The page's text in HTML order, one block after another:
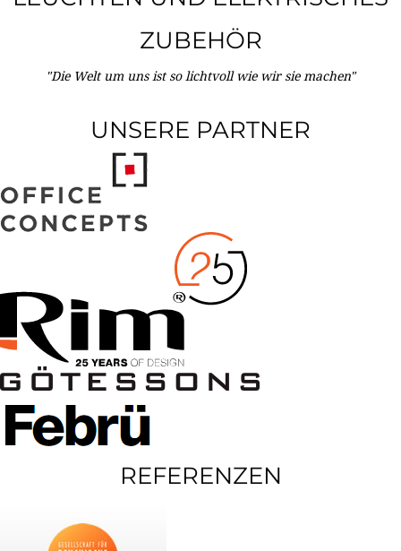
ZUBEHÖR
"Die Welt um uns ist so lichtvoll wie wir sie machen"
UNSERE PARTNER
REFERENZEN